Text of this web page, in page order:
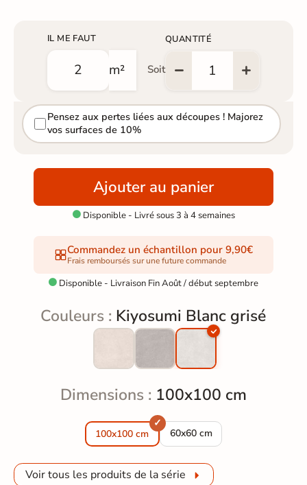
IL ME FAUT
m² Soit
QUANTITÉ
Pensez aux pertes liées aux découpes ! Majorez
vos surfaces de 10%
Ajouter au panier
Disponible - Livré sous 3 à 4 semaines
Commandez un échantillon pour 9,90€
Frais remboursés sur une future commande
 Disponible - Livraison Fin Août / début septembre
Couleurs : Kiyosumi Blanc grisé
Dimensions : 100x100 cm
100x100 cm 60x60 cm
Carrelage sol extérieur effet
Voir tous les produits de la série